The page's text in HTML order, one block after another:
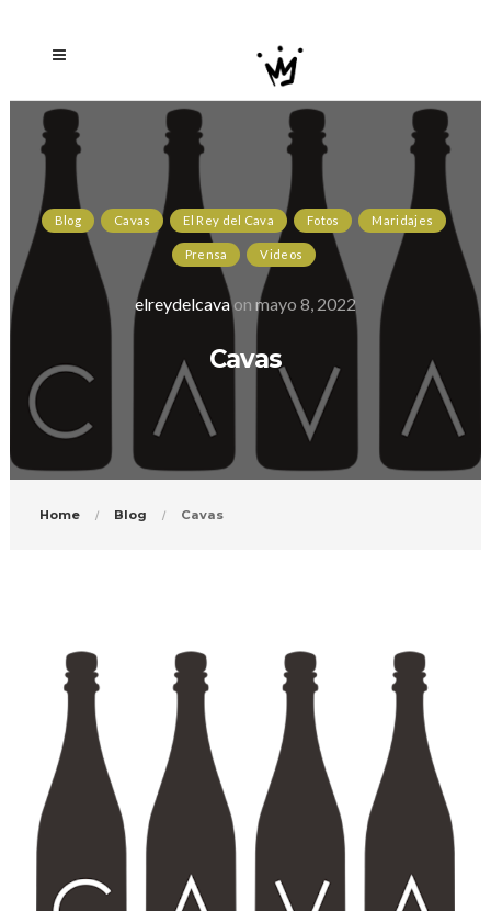
Blog Cavas El Rey del Cava Fotos Maridajes
Prensa Videos
elreydelcavaon mayo 8, 2022
Cavas
Home Blog Cavas